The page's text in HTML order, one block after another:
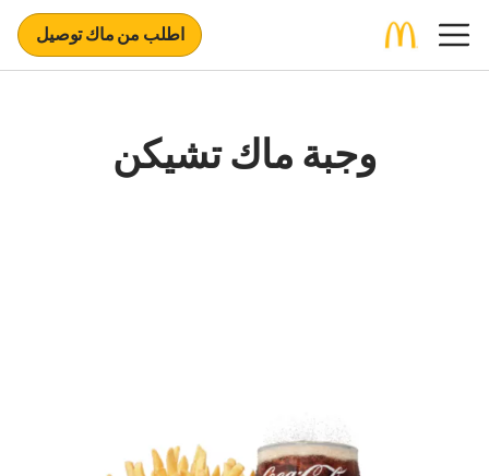
اطلب من ماك توصيل
وجبة ماك تشيكن